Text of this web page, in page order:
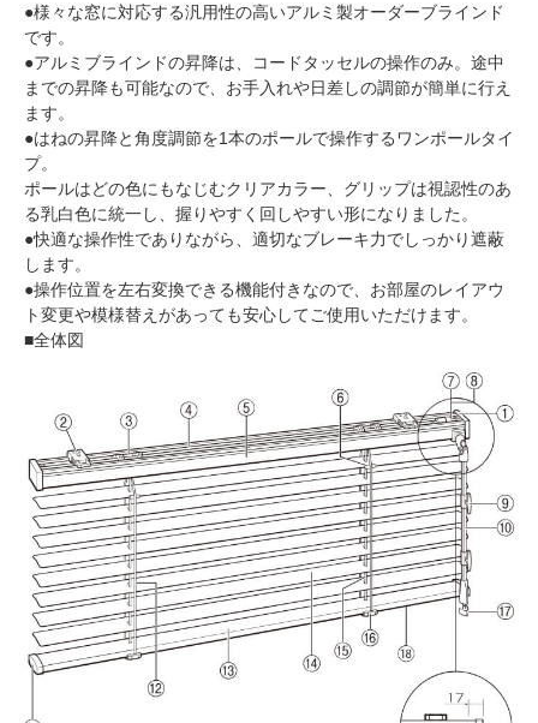
●様々な窓に対応する汎用性の高いアルミ製オーダーブラインド
です。
●アルミブラインドの昇降は、コードタッセルの操作のみ。途中
までの昇降も可能なので、お手入れや日差しの調節が簡単に行え
ます。
●はねの昇降と角度調節を1本のポールで操作するワンポールタイ
プ。
ポールはどの色にもなじむクリアカラー、グリップは視認性のあ
る乳白色に統一し、握りやすく回しやすい形になりました。
●快適な操作性でありながら、適切なブレーキ力でしっかり遮蔽
します。
●操作位置を左右変換できる機能付きなので、お部屋のレイアウ
ト変更や模様替えがあっても安心してご使用いただけます。
■全体図